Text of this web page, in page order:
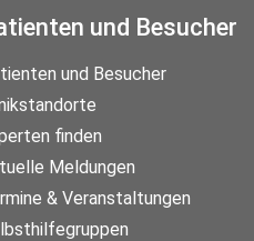
und Besucher
und Besucher
finden
Meldungen
& Veranstaltungen